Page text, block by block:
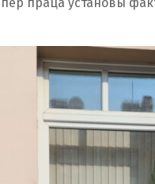
праца ўстановы